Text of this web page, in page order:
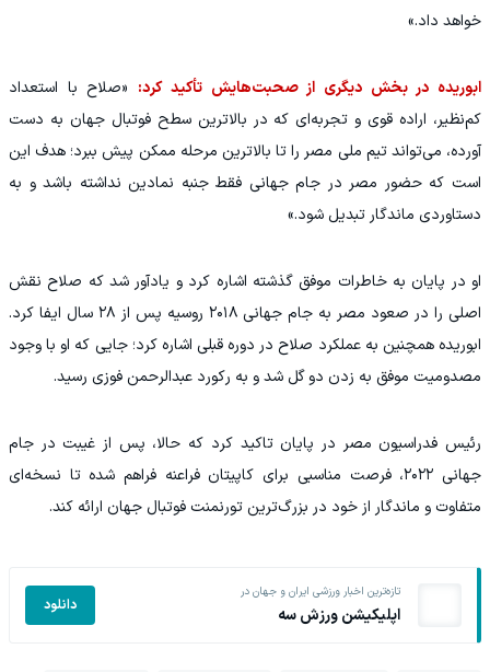
خواهد داد.»
ابوریده در بخش دیگری از صحبت‌هایش تأکید کرد: «صلاح با استعداد
کم‌نظیر، اراده قوی و تجربه‌ای که در بالاترین سطح فوتبال جهان به دست
آورده، می‌تواند تیم ملی مصر را تا بالاترین مرحله ممکن پیش ببرد؛ هدف این
است که حضور مصر در جام جهانی فقط جنبه نمادین نداشته باشد و به
دستاوردی ماندگار تبدیل شود.»
او در پایان به خاطرات موفق گذشته اشاره کرد و یادآور شد که صلاح نقش
اصلی را در صعود مصر به جام جهانی ۲۰۱۸ روسیه پس از ۲۸ سال ایفا کرد.
ابوریده همچنین به عملکرد صلاح در دوره قبلی اشاره کرد؛ جایی که او با وجود
مصدومیت موفق به زدن دو گل شد و به رکورد عبدالرحمن فوزی رسید.
رئیس فدراسیون مصر در پایان تاکید کرد که حالا، پس از غیبت در جام
جهانی ۲۰۲۲، فرصت مناسبی برای کاپیتان فراعنه فراهم شده تا نسخه‌ای
متفاوت و ماندگار از خود در بزرگ‌ترین تورنمنت فوتبال جهان ارائه کند.
تازه‌ترین اخبار ورزشی ایران و جهان در
اپلیکیشن ورزش سه دانلود